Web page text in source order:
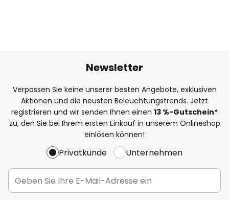
Newsletter
Verpassen Sie keine unserer besten Angebote, exklusiven
Aktionen und die neusten Beleuchtungstrends. Jetzt
registrieren und wir senden Ihnen einen 13 %-Gutschein*
zu, den Sie bei Ihrem ersten Einkauf in unserem Onlineshop
einlösen können!
Privatkunde Unternehmen